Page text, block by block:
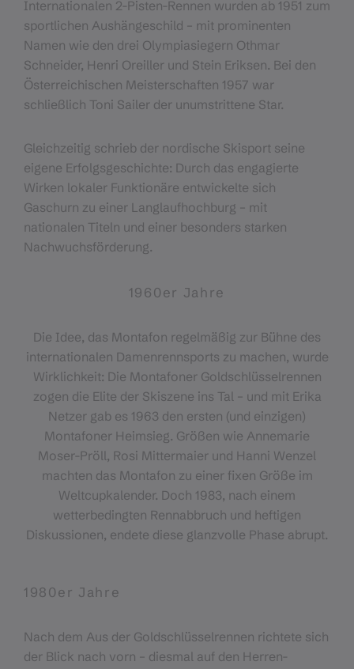
Internationalen 2-Pisten-Rennen wurden ab 1951 zum
sportlichen Aushängeschild – mit prominenten
Namen wie den drei Olympiasiegern Othmar
Schneider, Henri Oreiller und Stein Eriksen. Bei den
Österreichischen Meisterschaften 1957 war
schließlich Toni Sailer der unumstrittene Star.
Gleichzeitig schrieb der nordische Skisport seine
eigene Erfolgsgeschichte: Durch das engagierte
Wirken lokaler Funktionäre entwickelte sich
Gaschurn zu einer Langlaufhochburg – mit
nationalen Titeln und einer besonders starken
Nachwuchsförderung.
1960er Jahre
Die Idee, das Montafon regelmäßig zur Bühne des
internationalen Damenrennsports zu machen, wurde
Wirklichkeit: Die Montafoner Goldschlüsselrennen
zogen die Elite der Skiszene ins Tal – und mit Erika
Netzer gab es 1963 den ersten (und einzigen)
Montafoner Heimsieg. Größen wie Annemarie
Moser-Pröll, Rosi Mittermaier und Hanni Wenzel
machten das Montafon zu einer fixen Größe im
Weltcupkalender. Doch 1983, nach einem
wetterbedingten Rennabbruch und heftigen
Diskussionen, endete diese glanzvolle Phase abrupt.
1980er Jahre
Nach dem Aus der Goldschlüsselrennen richtete sich
der Blick nach vorn – diesmal auf den Herren-